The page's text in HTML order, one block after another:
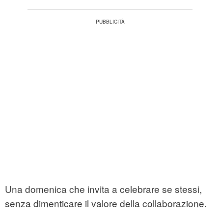
Una domenica che invita a celebrare se stessi,
senza dimenticare il valore della collaborazione.